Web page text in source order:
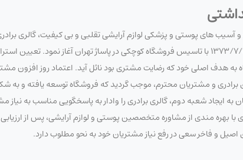
و آسیب های پوستی و پزشکی لوازم آرایشی تقلبی و بی کیفیت، گالری
سلامت مصرف کنندگان لوازم آرایشی و بهداشتی، فعالیت خود را در تاریخ 1373/7/20 با تاسیس فروشگاه کوچکی در پاساژ
اصلی خود که رضایت مشتری بود نائل آید. اعتماد روز افزون
برادری و مشتریان محترم، موجب گردید که فروشگاه توسعه یافته و به
ایجاد شعبه دوم، گالری برادری را وادار به پاسخگویی مناسب به نیاز
با بهره مندی از مشاوره متخصصین پوستی و لوازم آرایشی، پس از
اصیل و فاخر سعی در رفع نیاز مشتریان خود به نحو مطلوب دارد.